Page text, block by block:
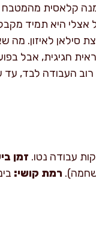
קלאסית מהמטבח
אצלי היא תמיד
סילאן לאיזון. מה
חגיגית, אבל
העבודה לבד,
זמן
רמת קושי: